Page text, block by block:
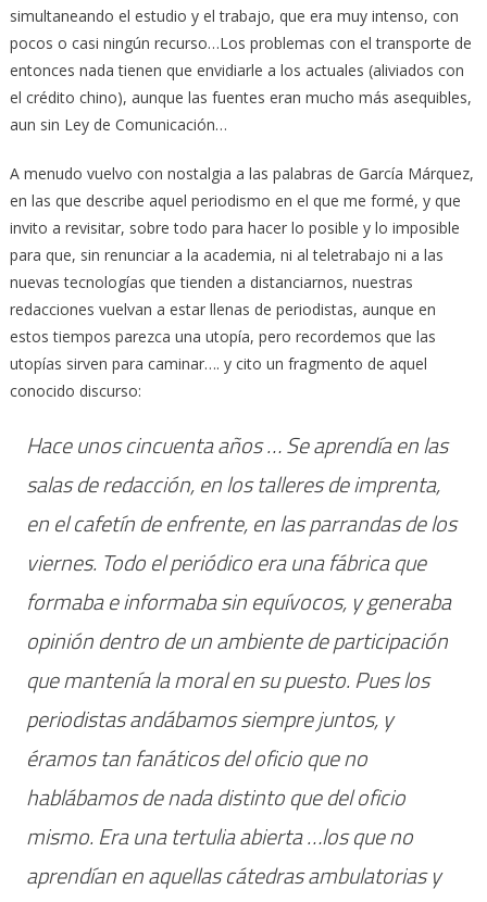
simultaneando el estudio y el trabajo, que era muy intenso, con
pocos o casi ningún recurso…Los problemas con el transporte de
entonces nada tienen que envidiarle a los actuales (aliviados con
el crédito chino), aunque las fuentes eran mucho más asequibles,
aun sin Ley de Comunicación…
A menudo vuelvo con nostalgia a las palabras de García Márquez,
en las que describe aquel periodismo en el que me formé, y que
invito a revisitar, sobre todo para hacer lo posible y lo imposible
para que, sin renunciar a la academia, ni al teletrabajo ni a las
nuevas tecnologías que tienden a distanciarnos, nuestras
redacciones vuelvan a estar llenas de periodistas, aunque en
estos tiempos parezca una utopía, pero recordemos que las
utopías sirven para caminar…. y cito un fragmento de aquel
conocido discurso:
Hace unos cincuenta años … Se aprendía en las
salas de redacción, en los talleres de imprenta,
en el cafetín de enfrente, en las parrandas de los
viernes. Todo el periódico era una fábrica que
formaba e informaba sin equívocos, y generaba
opinión dentro de un ambiente de participación
que mantenía la moral en su puesto. Pues los
periodistas andábamos siempre juntos, y
éramos tan fanáticos del oficio que no
hablábamos de nada distinto que del oficio
mismo. Era una tertulia abierta …los que no
aprendían en aquellas cátedras ambulatorias y